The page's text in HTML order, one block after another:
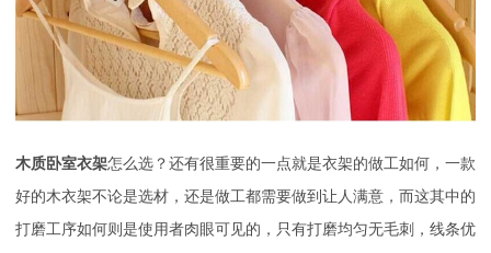
木质卧室衣架怎么选？还有很重要的一点就是衣架的做工如何，一款
好的木衣架不论是选材，还是做工都需要做到让人满意，而这其中的
打磨工序如何则是使用者肉眼可见的，只有打磨均匀无毛刺，线条优